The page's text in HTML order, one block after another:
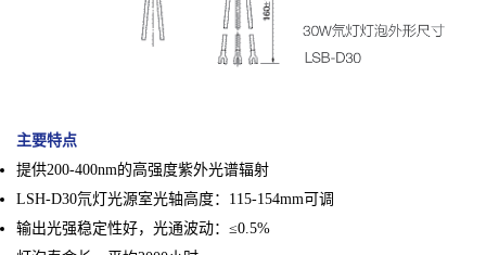
主要特点
提供200-400nm的高强度紫外光谱辐射
LSH-D30氘灯光源室光轴高度：115-154mm可调
输出光强稳定性好，光通波动：≤0.5%